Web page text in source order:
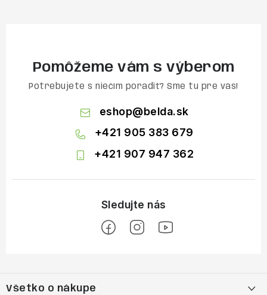
Pomôžeme vám s výberom
Potrebujete s niečím poradiť? Sme tu pre vás!
eshop@belda.sk
+421 905 383 679
+421 907 947 362
Všetko o nákupe